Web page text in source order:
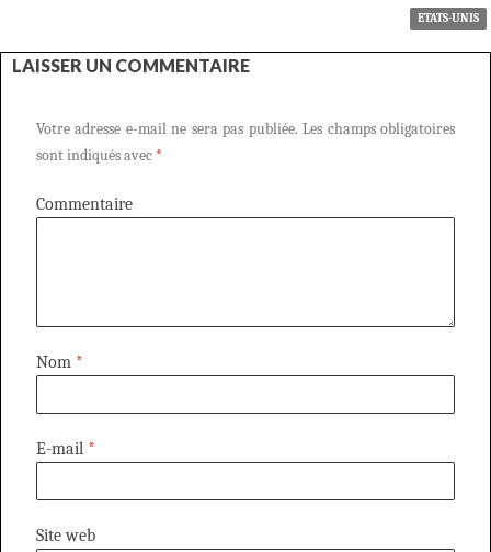
ETATS-UNIS
LAISSER UN COMMENTAIRE
Votre adresse e-mail ne sera pas publiée. Les champs obligatoires
sont indiqués avec *
Commentaire
Nom *
E-mail *
Site web